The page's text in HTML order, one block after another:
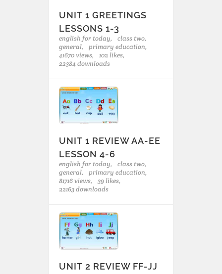
UNIT 1 GREETINGS
LESSONS 1-3
english for today,
class two,
general,
primary education,
41670 views,
102 likes,
22384 downloads
UNIT 1 REVIEW AA-EE
LESSON 4-6
english for today,
class two,
general,
primary education,
81716 views,
39 likes,
22163 downloads
UNIT 2 REVIEW FF-JJ